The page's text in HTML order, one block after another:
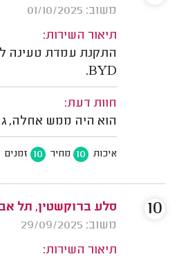
משוב: 01/10/2025
תיאור השירות:
התקנת עמדת טעינה
BYD.
חוות דעת:
הוא היה ממש אחלה,
איכות 10 מחיר 10 זמנים
סלע ברוקשטין, תל
משוב: 29/09/2025
תיאור השירות:
10